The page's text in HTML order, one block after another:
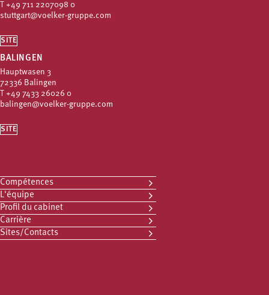
T +49 711 2207098 0
stuttgart@voelker-gruppe.com
SITE
BALINGEN
Hauptwasen 3
72336 Balingen
T +49 7433 26026 0
balingen@voelker-gruppe.com
SITE
Compétences
L'équipe
Profil du cabinet
Carrière
Sites/Contacts